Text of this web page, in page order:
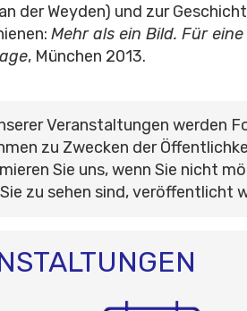
der Weyden) und zur
Mehr als ein Bild. Für
, München 2013.
Veranstaltungen werden
zu Zwecken der
Sie uns, wenn Sie nicht
zu sehen sind, veröffentlicht